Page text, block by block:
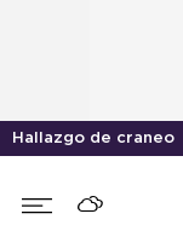
Hallazgo de craneo